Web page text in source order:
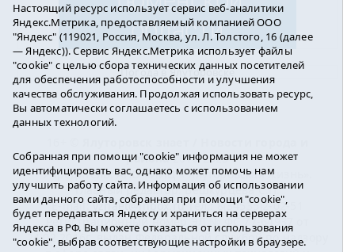
Погода в Ялуторовске
района2016-2023
Учредитель: АНО «ИИЦ « Ялуторовская жизнь».
Главный редактор: Вешкурцева С.П.
E-mail:yznaet@inbox.ruТел.: 8(34535)2-02-51
Регистрационный номер ЭЛ № ФС 77-64937 от
24.02.2016г. выдан Федеральной службой по надзору
Настоящий ресурс использует сервис веб-аналитики
Яндекс.Метрика, предоставляемый компанией ООО
"Яндекс" (119021, Россия, Москва, ул. Л. Толстого, 16 (далее
— Яндекс)). Сервис Яндекс.Метрика использует файлы
"cookie" с целью сбора технических данных посетителей
для обеспечения работоспособности и улучшения
качества обслуживания. Продолжая использовать ресурс,
Вы автоматически соглашаетесь с использованием
данных технологий.
Собранная при помощи "cookie" информация не может
идентифицировать вас, однако может помочь нам
улучшить работу сайта. Информация об использовании
вами данного сайта, собранная при помощи "cookie",
будет передаваться Яндексу и храниться на серверах
Яндекса в РФ. Вы можете отказаться от использования
"cookie", выбрав соответствующие настройки в браузере.